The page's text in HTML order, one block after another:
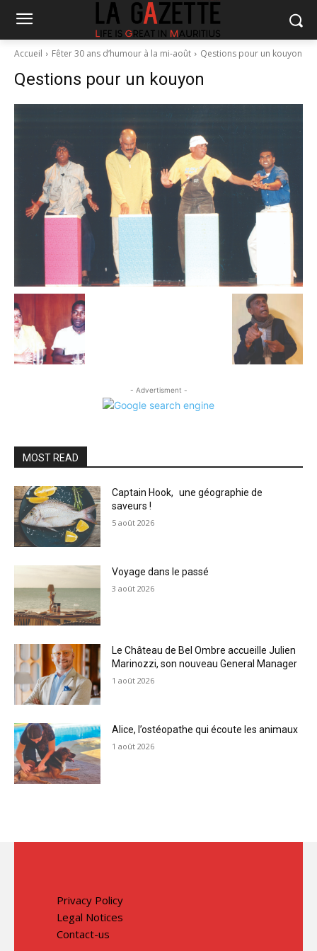
Accueil Fêter 30 ans d’humour à la mi-août Qestions pour un kouyon
Qestions pour un kouyon
- Advertisment -
MOST READ
Captain Hook, une géographie de
saveurs !
5 août 2026
Voyage dans le passé
3 août 2026
Le Château de Bel Ombre accueille Julien
Marinozzi, son nouveau General Manager
1 août 2026
Alice, l’ostéopathe qui écoute les animaux
1 août 2026
Privacy Policy
Legal Notices
Contact-us